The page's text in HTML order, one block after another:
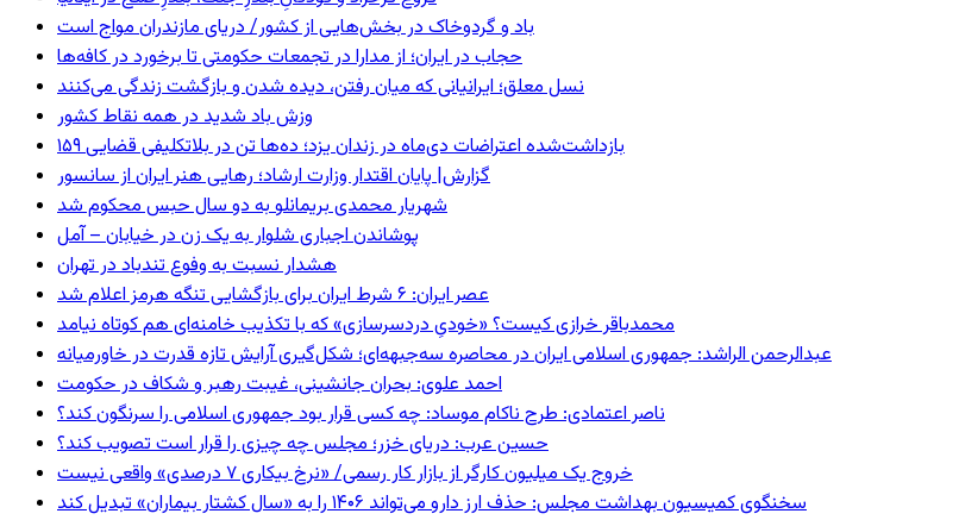
باد و گردوخاک در بخش‌هایی از کشور/ دریای مازندران مواج است
حجاب در ایران؛ از مدارا در تجمعات حکومتی تا برخورد در کافه‌ها
نسل معلق؛ ایرانیانی که میان رفتن، دیده شدن و بازگشت زندگی می‌کنند
وزش باد شدید در همه نقاط کشور
۱۵۹ بازداشت‌شده اعتراضات دی‌ماه در زندان یزد؛ ده‌ها تن در بلاتکلیفی قضایی
گزارش| پایان اقتدار وزارت ارشاد؛ رهایی هنر ایران از سانسور
شهریار محمدی بریمانلو به دو سال حبس محکوم شد
پوشاندن اجباری شلوار به یک زن در خیابان – آمل
هشدار نسبت به وفوع تندباد در تهران
عصر ایران: ۶ شرط ایران برای بازگشایی تنگه هرمز اعلام شد
محمدباقر خرازی کیست؟ «خودیِ دردسرسازی» که با تکذیب خامنه‌ای هم کوتاه نیامد
عبدالرحمن الراشد: جمهوری اسلامی ایران در محاصره سه‌جبهه‌ای؛ شکل‌گیری آرایش تازه قدرت در خاورمیانه
احمد علوی: بحران جانشینی، غیبت رهبر و شکاف در حکومت
ناصر اعتمادی: طرح ناکام موساد: چه کسی قرار بود جمهوری اسلامی را سرنگون کند؟
حسین عرب: دریای خزر؛ مجلس چه چیزی را قرار است تصویب کند؟
خروج یک میلیون کارگر از بازار کار رسمی/ «نرخ بیکاری ۷ درصدی» واقعی نیست
سخنگوی کمیسیون بهداشت مجلس: حذف ارز دارو می‌تواند ۱۴۰۶ را به «سال کشتار بیماران» تبدیل کند